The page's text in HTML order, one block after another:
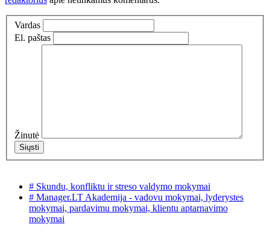
Vardas
El. paštas
Žinutė
# Skundu, konfliktu ir streso valdymo mokymai
# Manager.LT Akademija - vadovu mokymai, lyderystes
mokymai, pardavimu mokymai, klientu aptarnavimo
mokymai